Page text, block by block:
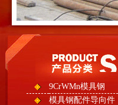
9CrWMn模具钢
模具钢配件导向件